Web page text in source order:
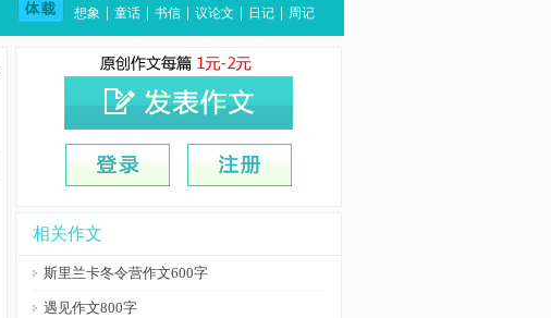
想象
童话 书信 议论文 日记 周记
相关作文
斯里兰卡冬令营作文600字
遇见作文800字